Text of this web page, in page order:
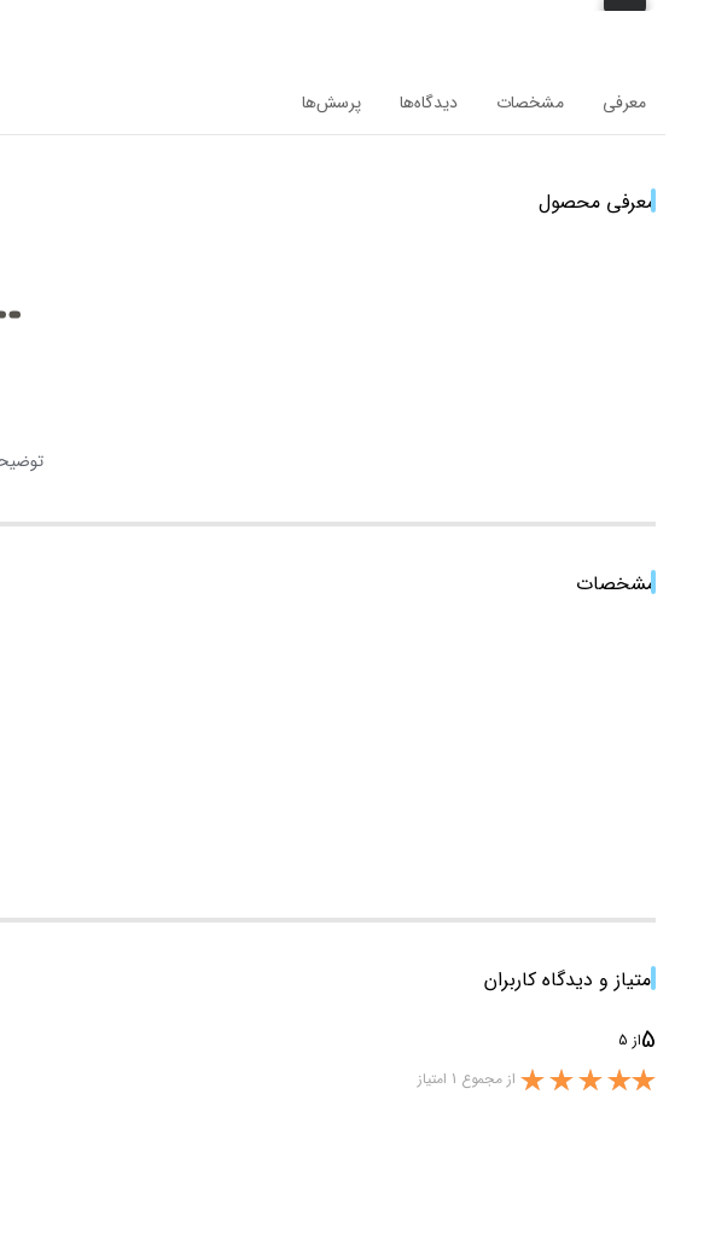
معرفی مشخصات دیدگاه‌ها پرسش‌ها
معرفی محصول
مشخصات
امتیاز و دیدگاه کاربران
5از 5
از مجموع 1 امتیاز